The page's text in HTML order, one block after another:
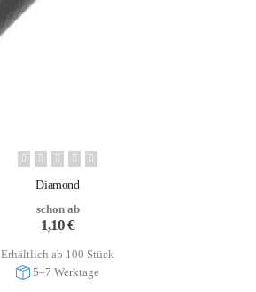
Diamond
schon ab
1,10€
Erhältlich ab 100 Stück
5–7 Werktage